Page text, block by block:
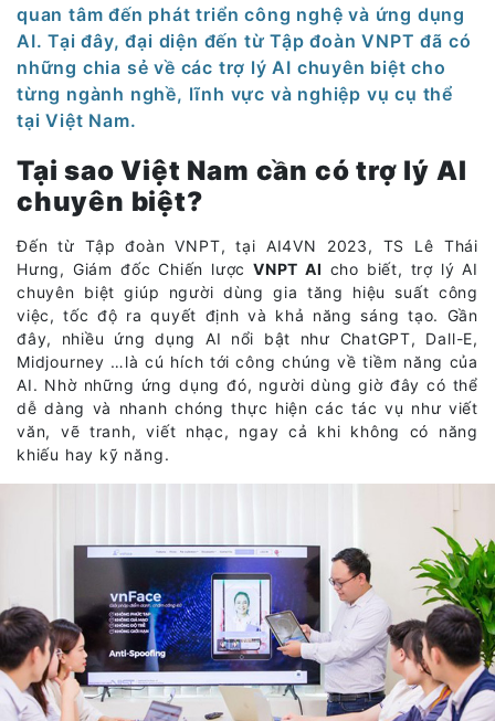
quan tâm đến phát triển công nghệ và ứng dụng
AI. Tại đây, đại diện đến từ Tập đoàn VNPT đã có
những chia sẻ về các trợ lý AI chuyên biệt cho
từng ngành nghề, lĩnh vực và nghiệp vụ cụ thể
tại Việt Nam.
Tại sao Việt Nam cần có trợ lý AI
chuyên biệt?
Đến từ Tập đoàn VNPT, tại AI4VN 2023, TS Lê Thái
Hưng, Giám đốc Chiến lượcVNPT AI cho biết, trợ lý AI
chuyên biệt giúp người dùng gia tăng hiệu suất công
việc, tốc độ ra quyết định và khả năng sáng tạo. Gần
đây, nhiều ứng dụng AI nổi bật như ChatGPT, Dall-E,
Midjourney …là cú hích tới công chúng về tiềm năng của
AI. Nhờ những ứng dụng đó, người dùng giờ đây có thể
dễ dàng và nhanh chóng thực hiện các tác vụ như viết
văn, vẽ tranh, viết nhạc, ngay cả khi không có năng
khiếu hay kỹ năng.